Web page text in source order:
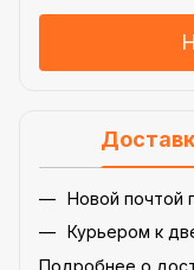
Новой почтой
Курьером к
Подробнее о